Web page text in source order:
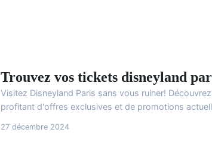
Trouvez vos tickets disneyland
Visitez Disneyland Paris sans vous ruiner!
profitant d'offres exclusives et de promotions
27 décembre 2024